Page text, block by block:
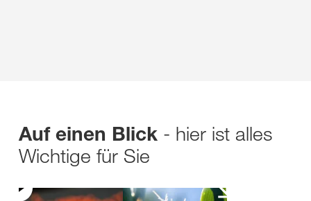
Auf einen Blick - hier ist alles
Wichtige für Sie